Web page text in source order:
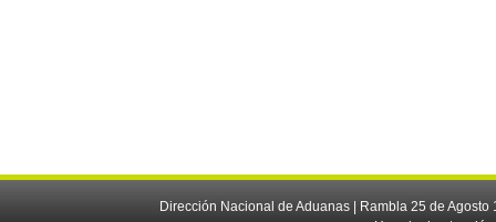
Dirección Nacional de Aduanas | Rambla 25 de